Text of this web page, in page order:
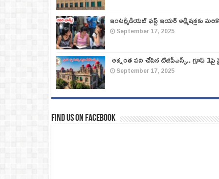
ఇంటర్మీడియట్ ఫస్ట్‌ ఇయర్‌ అడ్మిషన్లకు
September 17, 2025
అన్నంత పని చేసిన టీజీపీఎస్సీ.. గ్రూప్‌
September 17, 2025
Find us on Facebook